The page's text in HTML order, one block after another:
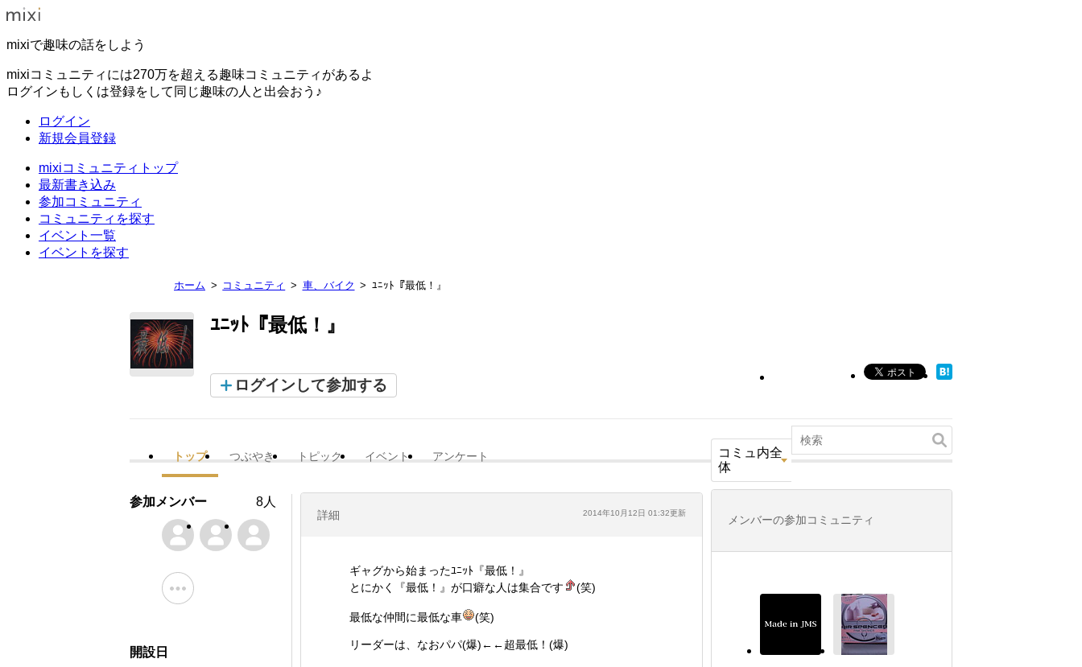
mixiで趣味の話をしよう
mixiコミュニティには270万を超える趣味コミュニティがあるよ
ログインもしくは登録をして同じ趣味の人と出会おう♪
ログイン
新規会員登録
mixiコミュニティトップ
最新書き込み
参加コミュニティ
コミュニティを探す
イベント一覧
イベントを探す
ホーム コミュニティ 車、バイク ﾕﾆｯﾄ『最低！』
ﾕﾆｯﾄ『最低！』
ログインして参加する
トップ つぶやき トピック イベント アンケート
コミュ内全
体
詳細 2014年10月12日 01:32更新
ギャグから始まったﾕﾆｯﾄ『最低！』
とにかく『最低！』が口癖な人は集合です
(笑)
最低な仲間に最低な車 (笑)
リーダーは、なおパパ(爆)←←超最低！(爆)
参加メンバー 8人
開設日
メンバーの参加コミュニティ